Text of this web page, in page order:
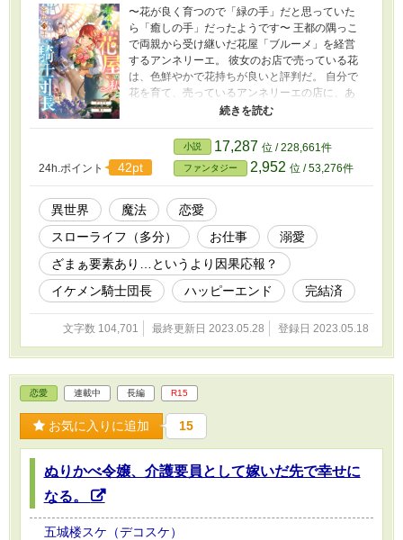
〜花が良く育つので「緑の手」だと思っていた
ら「癒しの手」だったようです〜 王都の隅っこ
で両親から受け継いだ花屋「ブルーメ」を経営
するアンネリーエ。 彼女のお店で売っている花
は、色鮮やかで花持ちが良いと評判だ。 自分で
花を育て、売っているアンネリーエの店に、あ
る日イケメンの騎士が現れる。 アンネリーエの
作る花束を気に入ったイケメン騎士は、一週間
に一度花束を買いに来るようになって──？ どう
やらアンネリーエが育てている花は、普通の花
と違うらしい。 イケメン騎士が買っていく花束
を切っ掛けに、アンネリーエの隠されていた力
が明かされる、異世界お仕事ファンタジーで
す。 ＊こちらの作品、一旦完結しましたが、31
話以降を加筆修正し、ネオページ様で連載する
ことになりました。 新エピソードに加え、新
キャラも出てきますので、興味ある方は是非。
＊HOTランキング１位、エールに感想有難うご
ざいました！とても励みになっています！ ※花
の名前にルビで解説入れてみました。読みやす
くなっていたら良いのですが。(；´Д｀) 話の
えたら嬉しいです。 お読みいただいた皆様に
感謝です！(人´∀｀)．☆．。．:*･ﾟ
24h.ポイント 42pt
小説 17,287 位 / 228,661件
ファンタジー 2,952 位 / 53,276件
異世界 魔法
恋愛
スローライフ（多分）
お仕事
溺愛
ざまぁ要素あり…というより因果応報？
イケメン騎士団長
ハッピーエンド 完結済
文字数 104,701 最終更新日 2023.05.28 登録日 2023.05.18
恋愛 連載中 長編 R15
お気に入りに追加 15
ぬりかべ令嬢、介護要員として嫁いだ先で幸せに
なる。
五城楼スケ（デコスケ）